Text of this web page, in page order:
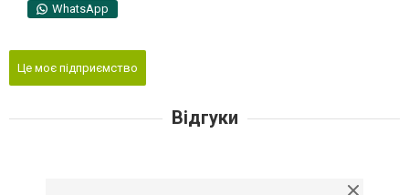
WhatsApp
Це моє підприємство
Відгуки